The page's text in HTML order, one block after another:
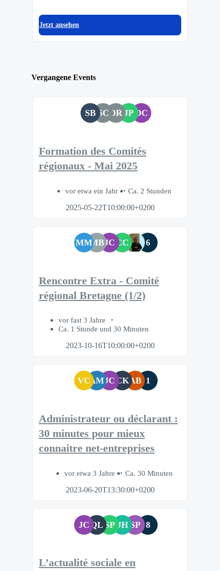
Jetzt ansehen
Vergangene Events
SB SC DR JP DC
Formation des Comités
régionaux - Mai 2025
vor etwa ein Jahr
Ca. 2 Stunden
2025-05-22T10:00:00+0200
MMMBJC CC 6
Rencontre Extra - Comité
régional Bretagne (1/2)
vor fast 3 Jahre
Ca. 1 Stunde und 30 Minuten
2023-10-16T10:00:00+0200
VCAM JC CKAB 1
Administrateur ou déclarant :
30 minutes pour mieux
connaitre net-entreprises
vor etwa 3 Jahre
Ca. 30 Minuten
2023-06-20T13:30:00+0200
JC QL SP JH SP 8
L’actualité sociale en